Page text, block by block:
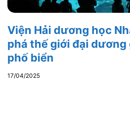
Viện Hải dương học
phá thế giới đại
phố biển
17/04/2025